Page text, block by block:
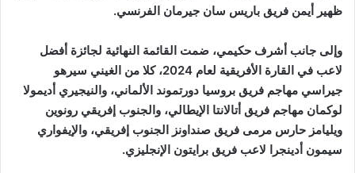
ظهير أيمن فريق باريس سان جيرمان الفرنسي.
وإلى جانب أشرف حكيمي، ضمت القائمة النهائية لجائزة أفضل
لاعب في القارة الأفريقية لعام 2024، كلا من الغيني سيرهو
جيراسي مهاجم فريق بروسيا دورتموند الألماني، والنيجيري أديمولا
لوكمان مهاجم فريق أتالانتا الإيطالي، والجنوب إفريقي رونوين
ويليامز حارس مرمى فريق صنداونز الجنوب إفريقي، والإيفواري
سيمون أدينجرا لاعب فريق برايتون الإنجليزي.